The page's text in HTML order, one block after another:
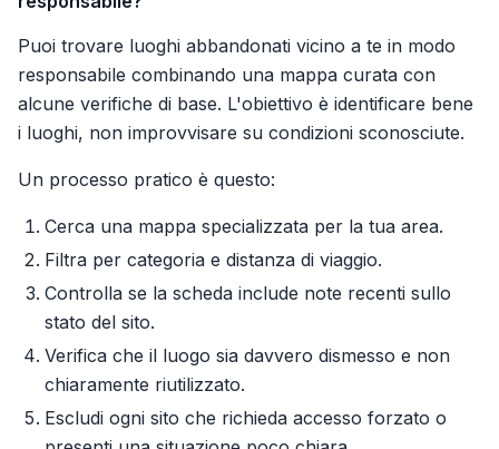
Puoi trovare luoghi abbandonati vicino a te in modo
responsabile combinando una mappa curata con
alcune verifiche di base. L'obiettivo è identificare bene
i luoghi, non improvvisare su condizioni sconosciute.
Un processo pratico è questo:
Cerca una mappa specializzata per la tua area.
Filtra per categoria e distanza di viaggio.
Controlla se la scheda include note recenti sullo
stato del sito.
Verifica che il luogo sia davvero dismesso e non
chiaramente riutilizzato.
Escludi ogni sito che richieda accesso forzato o